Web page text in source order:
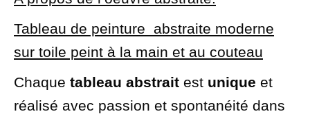
Tableau de peinture abstraite moderne
sur toile peint à la main et au couteau
Chaque tableau abstrait est unique et
réalisé avec passion et spontanéité dans